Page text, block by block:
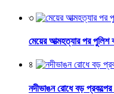
৩
মেয়ের আত্মহত্যার পর পুলিশ
৪
নদীভাঙন রোধে বড়